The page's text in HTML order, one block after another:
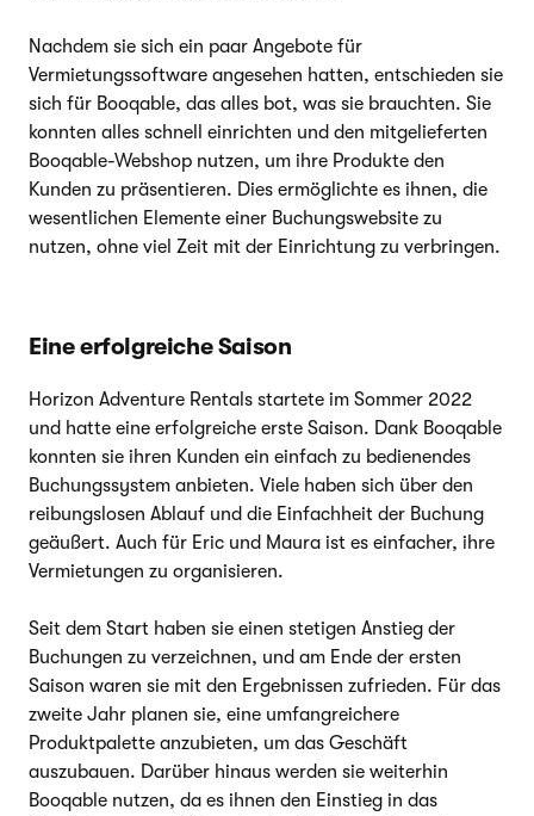
Nachdem sie sich ein paar Angebote für
Vermietungssoftware angesehen hatten, entschieden sie
sich für Booqable, das alles bot, was sie brauchten. Sie
konnten alles schnell einrichten und den mitgelieferten
Booqable-Webshop nutzen, um ihre Produkte den
Kunden zu präsentieren. Dies ermöglichte es ihnen, die
wesentlichen Elemente einer Buchungswebsite zu
nutzen, ohne viel Zeit mit der Einrichtung zu verbringen.
Eine erfolgreiche Saison
Horizon Adventure Rentals startete im Sommer 2022
und hatte eine erfolgreiche erste Saison. Dank Booqable
konnten sie ihren Kunden ein einfach zu bedienendes
Buchungssystem anbieten. Viele haben sich über den
reibungslosen Ablauf und die Einfachheit der Buchung
geäußert. Auch für Eric und Maura ist es einfacher, ihre
Vermietungen zu organisieren.
Seit dem Start haben sie einen stetigen Anstieg der
Buchungen zu verzeichnen, und am Ende der ersten
Saison waren sie mit den Ergebnissen zufrieden. Für das
zweite Jahr planen sie, eine umfangreichere
Produktpalette anzubieten, um das Geschäft
auszubauen. Darüber hinaus werden sie weiterhin
Booqable nutzen, da es ihnen den Einstieg in das